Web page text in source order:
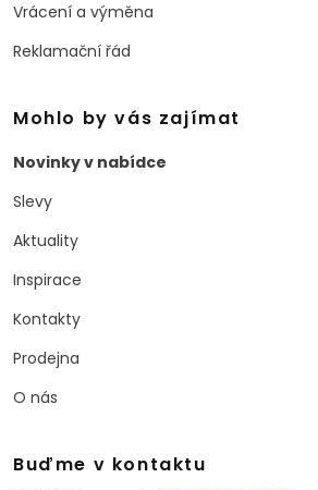
Vrácení a výměna
Reklamační řád
Mohlo by vás zajímat
Novinky v nabídce
Slevy
Aktuality
Inspirace
Kontakty
Prodejna
O nás
Buďme v kontaktu